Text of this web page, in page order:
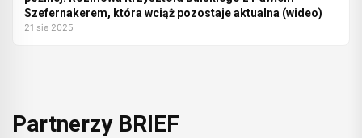
Szefernakerem, która wciąż pozostaje aktualna (wideo)
21 sie 2025
Partnerzy BRIEF